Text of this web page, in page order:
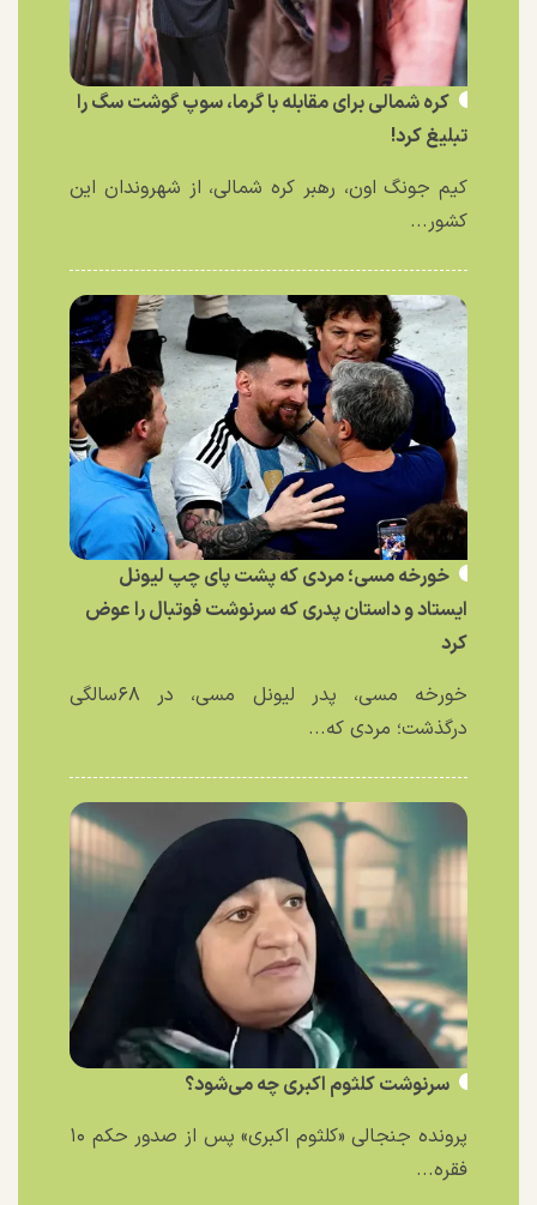
کره شمالی برای مقابله با گرما، سوپ گوشت سگ را
تبلیغ کرد!
کیم جونگ اون، رهبر کره شمالی، از شهروندان این
کشور...
خورخه مسی؛ مردی که پشت پای چپ لیونل
ایستاد و داستان پدری که سرنوشت فوتبال را عوض
کرد
خورخه مسی، پدر لیونل مسی، در ۶۸سالگی
درگذشت؛ مردی که...
سرنوشت کلثوم اکبری چه می‌شود؟
پرونده جنجالی «کلثوم اکبری» پس از صدور حکم ۱۰
فقره...